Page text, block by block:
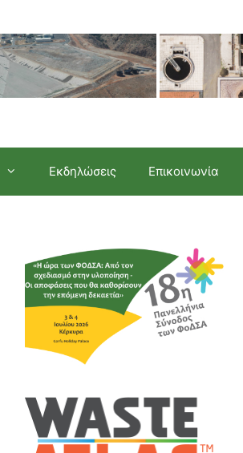
Εκδηλώσεις Επικοινωνία